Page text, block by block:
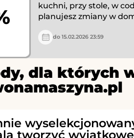
kuchni, przy stole, w
planujesz zmiany w
do 15.02.2026 23:59
dla których
tworzyć